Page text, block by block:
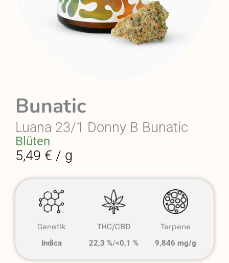
Bunatic
Luana 23/1 Donny B Bunatic
Blüten
5,49 € / g
Genetik
Indica
THC/CBD
22,3 %/<0,1 %
Terpene
9,846 mg/g